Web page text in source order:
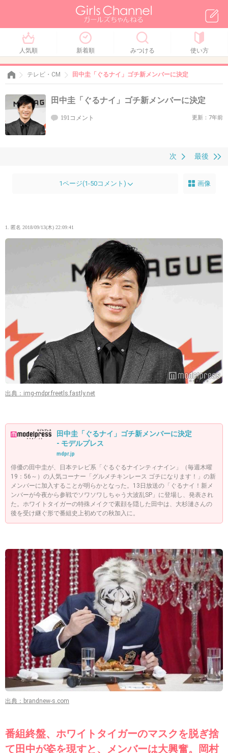
人気順 新着順 みつける 使い方
テレビ・CM 田中圭「ぐるナイ」ゴチ新メンバーに決定
田中圭「ぐるナイ」ゴチ新メンバーに決定
191コメント 更新：7年前
最後
次
1ページ(1-50コメント) 画像
1. 匿名 2018/09/13(木) 22:09:41
出典：img-mdpr.freetls.fastly.net
田中圭「ぐるナイ」ゴチ新メンバーに決定
- モデルプレス
mdpr.jp
俳優の田中圭が、日本テレビ系「ぐるぐるナインティナイン」（毎週木曜
19：56～）の人気コーナー「グルメチキンレース ゴチになります！」の新
メンバーに加入することが明らかとなった。13日放送の「ぐるナイ！新メ
ンバーが今夜から参戦でソワソワしちゃう大波乱SP」に登場し、発表され
た。ホワイトタイガーの特殊メイクで素顔を隠した田中は、大杉漣さんの
後を受け継ぐ形で番組史上初めての秋加入に。
出典：brandnew-s.com
番組終盤、ホワイトタイガーのマスクを脱ぎ捨
て田中が姿を現すと、メンバーは大興奮。岡村